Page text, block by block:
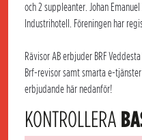
och 2 suppleanter. Johan
Industrihotell. Föreningen har
Rävisor AB erbjuder BRF
Brf-revisor samt smarta e-
erbjudande här nedanför!
KONTROLLERA